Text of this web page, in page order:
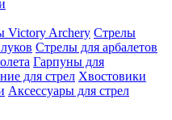
Victory Archery Стрелы
Стрелы для арбалетов
Гарпуны для
для стрел Хвостовики
Аксессуары для стрел